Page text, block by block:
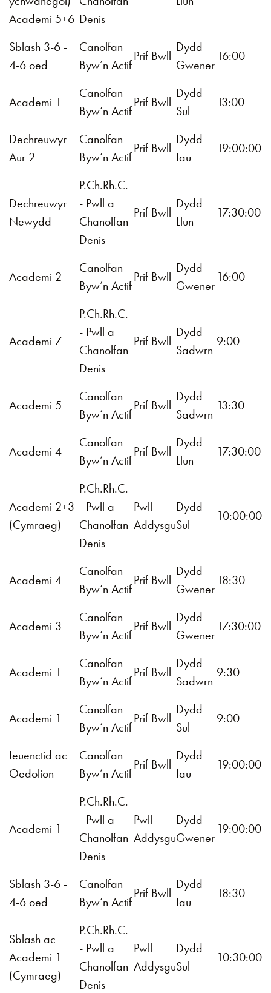
Academi 5+6 Denis
Sblash 3-6 -
4-6 oed
Canolfan
Byw’n Actif
Prif Bwll
Dydd
Gwener
16:00
Academi 1
Canolfan
Byw’n Actif
Prif Bwll
Dydd
Sul
13:00
Dechreuwyr
Aur 2
Canolfan
Byw’n Actif
Prif Bwll
Dydd
Iau
19:00:00
Dechreuwyr
Newydd
P.Ch.Rh.C.
- Pwll a
Chanolfan
Denis
Prif Bwll
Dydd
Llun
17:30:00
Academi 2
Canolfan
Byw’n Actif
Prif Bwll
Dydd
Gwener
16:00
Academi 7
P.Ch.Rh.C.
- Pwll a
Chanolfan
Denis
Prif Bwll
Dydd
Sadwrn
9:00
Academi 5
Canolfan
Byw’n Actif
Prif Bwll
Dydd
Sadwrn
13:30
Academi 4
Canolfan
Byw’n Actif
Prif Bwll
Dydd
Llun
17:30:00
Academi 2+3
(Cymraeg)
P.Ch.Rh.C.
- Pwll a
Chanolfan
Denis
Pwll
Addysgu
Dydd
Sul
10:00:00
Academi 4
Canolfan
Byw’n Actif
Prif Bwll
Dydd
Gwener
18:30
Academi 3
Canolfan
Byw’n Actif
Prif Bwll
Dydd
Gwener
17:30:00
Academi 1
Canolfan
Byw’n Actif
Prif Bwll
Dydd
Sadwrn
9:30
Academi 1
Canolfan
Byw’n Actif
Prif Bwll
Dydd
Sul
9:00
Ieuenctid ac
Oedolion
Canolfan
Byw’n Actif
Prif Bwll
Dydd
Iau
19:00:00
Academi 1
P.Ch.Rh.C.
- Pwll a
Chanolfan
Denis
Pwll
Addysgu
Dydd
Gwener
19:00:00
Sblash 3-6 -
4-6 oed
Canolfan
Byw’n Actif
Prif Bwll
Dydd
Iau
18:30
Sblash ac
Academi 1
(Cymraeg)
P.Ch.Rh.C.
- Pwll a
Chanolfan
Denis
Pwll
Addysgu
Dydd
Sul
10:30:00